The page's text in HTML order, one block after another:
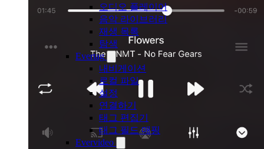
오디오 플레이어
음악 라이브러리
재생 목록
탐색
Evertag
내비게이션
로컬 파일
설정
연결하기
태그 편집기
태그 필드 매핑
Evervideo